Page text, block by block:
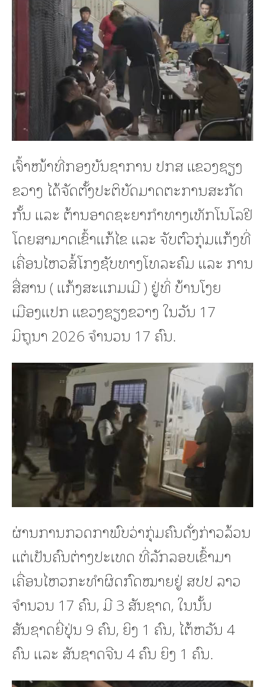
ເຈົ້າໜ້າທີ່ກອງບັນຊາການ ປກສ ແຂວງຊຽງ
ຂວາງ ໄດ້ຈັດຕັ້ງປະຕິບັດມາດຕະການສະກັດ
ກັ້ນ ແລະ ຕ້ານອາດຊະຍາກໍາທາງເທັກໂນໂລຢີ
ໂດຍສາມາດເຂົ້າແກ້ໄຂ ແລະ ຈັບຕົວກຸ່ມແກ້ງທີ່
ເຄື່ອນໄຫວສໍ້ໂກງຊັບທາງໂທລະຄົມ ແລະ ການ
ສື່ສານ ( ແກ້ງສະແກມເມີ ) ຢູ່ທິ່ ບ້ານໂງຍ
ເມືອງແປກ ແຂວງຊຽງຂວາງ ໃນວັນ 17
ມິຖຸນາ 2026 ຈຳນວນ 17 ຄົນ.
ຜ່ານການກວດກາພົບວ່າກຸ່ມຄົນດັ່ງກ່າວລ້ວນ
ແຕ່ເປັນຄົນຕ່າງປະເທດ ທີ່ລັກລອບເຂົ້າມາ
ເຄື່ອນໄຫວກະທຳຜິດກົດໝາຍຢູ່ ສປປ ລາວ
ຈຳນວນ 17 ຄົນ, ມີ 3 ສັນຊາດ, ໃນນັ້ນ
ສັນຊາດຍີ່ປຸ່ນ 9 ຄົນ, ຍິງ 1 ຄົນ, ໄຕ້ຫວັນ 4
ຄົນ ແລະ ສັນຊາດຈີນ 4 ຄົນ ຍິງ 1 ຄົນ.